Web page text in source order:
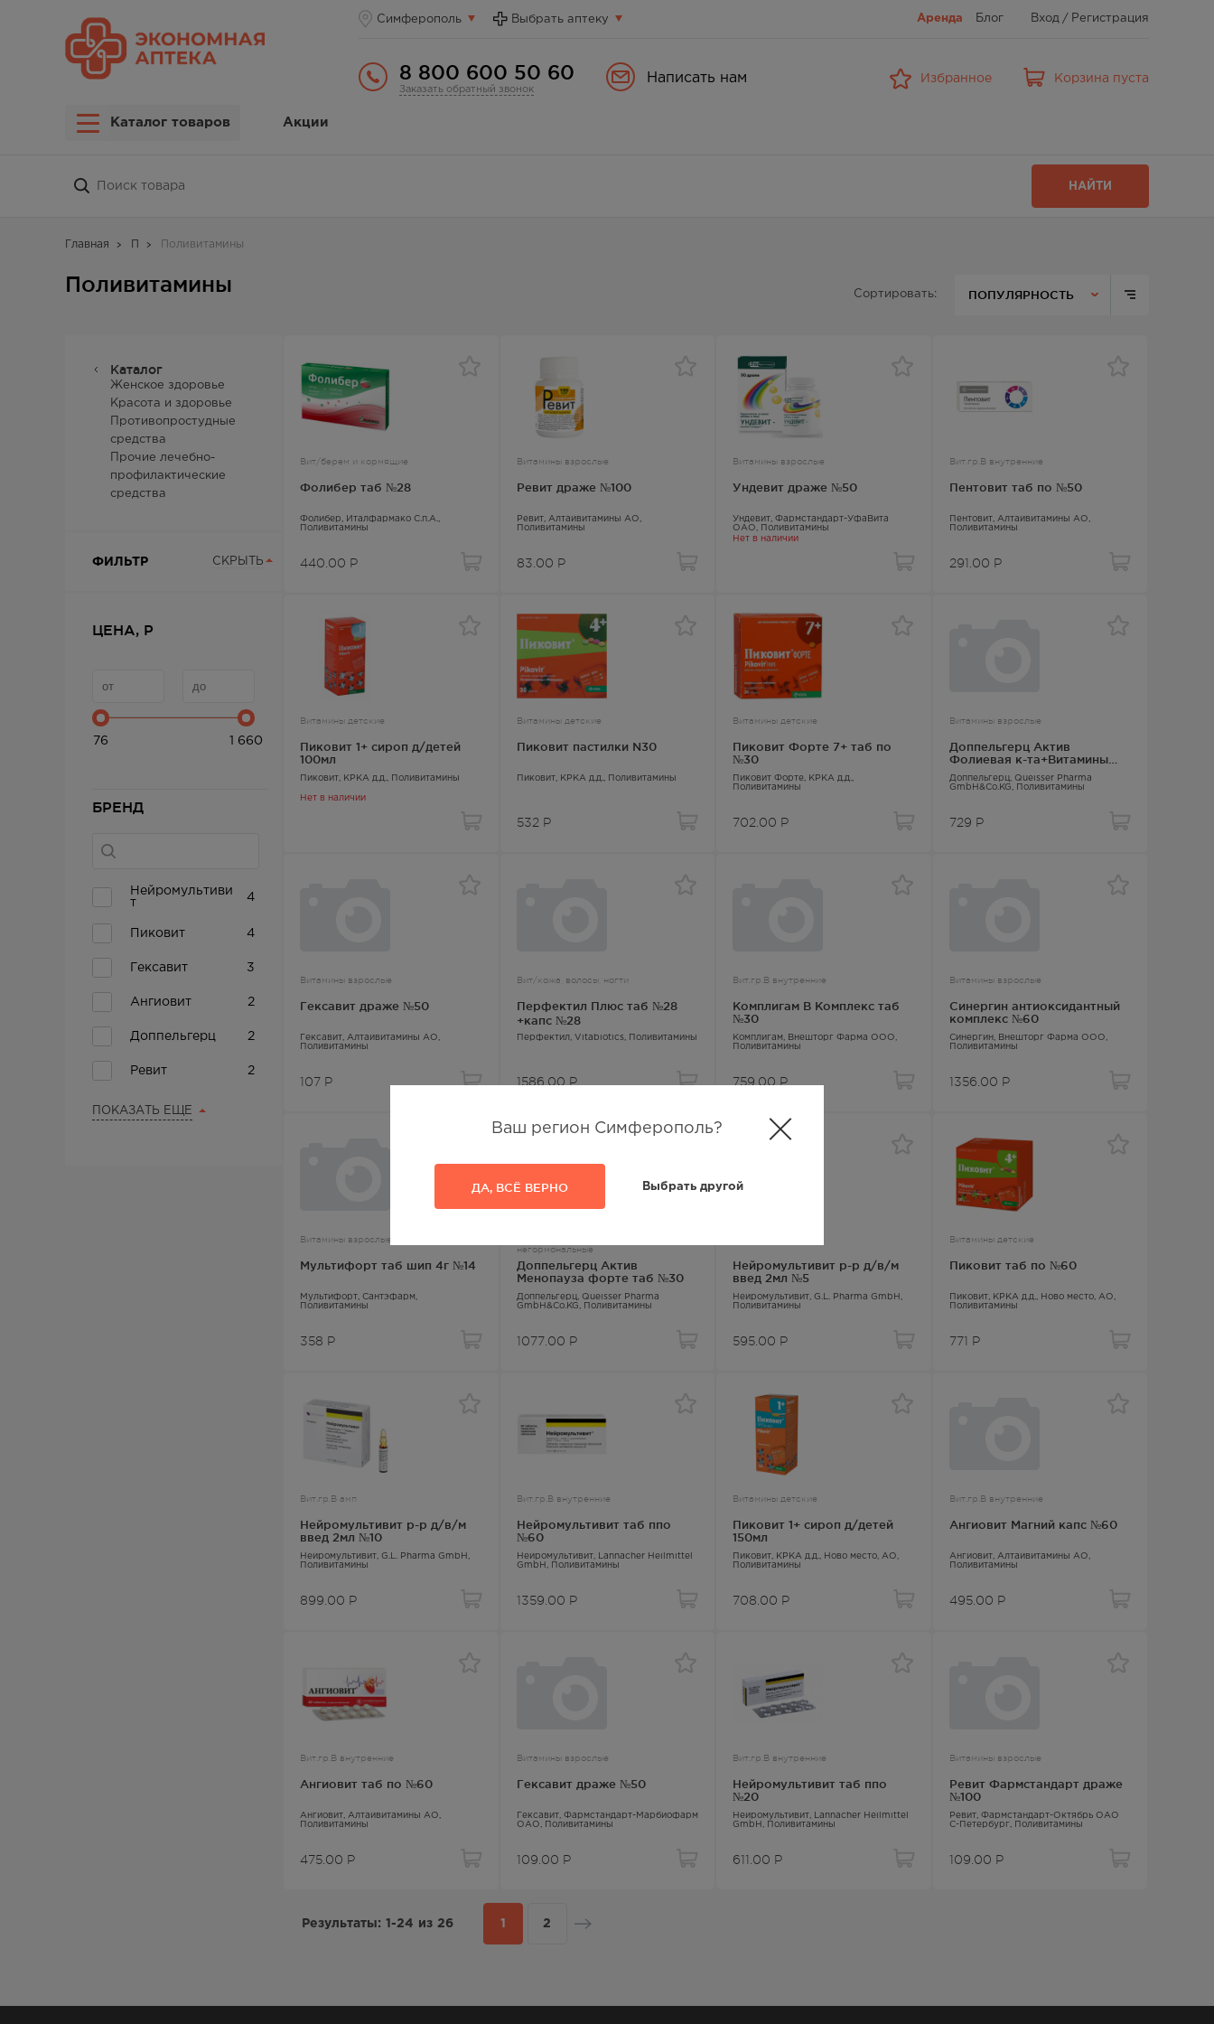
Симферополь
Ваш регион Симферополь?
ДА, ВСЁ ВЕРНО Выбрать другой
Выбрать аптеку Аренда Блог Вход / Регистрация
8 800 600 50 60
Заказать обратный звонок
Написать нам Избранное Корзина пуста
Каталог товаров Акции
НАЙТИ
Главная Поливитамины
Поливитамины Сортировать: ПОПУЛЯРНОСТЬ
Каталог
Женское здоровье
Красота и здоровье
Противопростудные
средства
Прочие лечебно-
профилактические
средства
ФИЛЬТР СКРЫТЬ
ЦЕНА, Р
76 1 660
БРЕНД
Нейромультиви
т
4
Пиковит 4
Гексавит 3
Ангиовит 2
Доппельгерц 2
Ревит 2
Комплигам
ПОКАЗАТЬ ЕЩЕ
Вит/берем и кормящие
Фолибер таб №28
Фолибер , Италфармако С.п.А.,
Поливитамины
440.00 Р
Витамины взрослые
Ревит драже №100
Ревит, Алтайвитамины АО,
Поливитамины
83.00 Р
Витамины взрослые
Ундевит драже №50
Ундевит, Фармстандарт-УфаВита
ОАО,
Поливитамины
Нет в наличии
Вит.гр.В внутренние
Пентовит таб по №50
Пентовит, Алтайвитамины АО,
Поливитамины
291.00 Р
Витамины детские
Пиковит 1+ сироп д/детей
100мл
Пиковит, КРКА д.д., Поливитамины
Нет в наличии
Витамины детские
Пиковит пастилки N30
Пиковит, КРКА д.д., Поливитамины
532 Р
Витамины детские
Пиковит Форте 7+ таб по
№30
Пиковит Форте, КРКА д.д.,
Поливитамины
702.00 Р
Витамины взрослые
Доппельгерц Актив
Фолиевая к-та+Витамины
таб №30
Доппельгерц, Queisser Pharma
GmbH&Co.KG,
Поливитамины
729 Р
Витамины взрослые
Гексавит драже №50
Гексавит, Алтайвитамины АО,
Поливитамины
107 Р
Вит/кожа, волосы, ногти
Перфектил Плюс таб №28
+капс №28
Перфектил , Vitabiotics, Поливитамины
1586.00 Р
Вит.гр.В внутренние
Комплигам В Комплекс таб
№30
Комплигам , Внешторг Фарма ООО,
Поливитамины
759.00 Р
Витамины взрослые
Синергин антиоксидантный
комплекс №60
Синергин , Внешторг Фарма ООО,
Поливитамины
1356.00 Р
Витамины взрослые
Мультифорт таб шип 4г №14
Мультифорт, Сантэфарм,
Поливитамины
358 Р
негормональные
Доппельгерц Актив
Менопауза форте таб №30
Доппельгерц, Queisser Pharma
GmbH&Co.KG,
Поливитамины
1077.00 Р
Нейромультивит р-р д/в/м
введ 2мл №5
Нейромультивит, G.L. Pharma GmbH,
Поливитамины
595.00 Р
Витамины детские
Пиковит таб по №60
Пиковит, КРКА д.д., Ново место, АО,
Поливитамины
771 Р
Вит.гр.В амп
Нейромультивит р-р д/в/м
введ 2мл №10
Нейромультивит, G.L. Pharma GmbH,
Поливитамины
899.00 Р
Вит.гр.В внутренние
Нейромультивит таб ппо
№60
Нейромультивит, Lannacher Heilmittel
GmbH,
Поливитамины
1359.00 Р
Витамины детские
Пиковит 1+ сироп д/детей
150мл
Пиковит, КРКА д.д., Ново место, АО,
Поливитамины
708.00 Р
Вит.гр.В внутренние
Ангиовит Магний капс №60
Ангиовит, Алтайвитамины АО,
Поливитамины
495.00 Р
Вит.гр.В внутренние
Ангиовит таб по №60
Ангиовит, Алтайвитамины АО,
Поливитамины
475.00 Р
Витамины взрослые
Гексавит драже №50
Гексавит, Фармстандарт-Марбиофарм
ОАО,
Поливитамины
109.00 Р
Вит.гр.В внутренние
Нейромультивит таб ппо
№20
Нейромультивит, Lannacher Heilmittel
GmbH,
Поливитамины
611.00 Р
Витамины взрослые
Ревит Фармстандарт драже
№100
Ревит, Фармстандарт-Октябрь ОАО
С-Петербург,
Поливитамины
109.00 Р
Результаты: 1-24 из 26 1 2